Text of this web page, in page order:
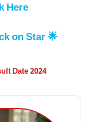
Here
on Star 🌟
Date 2024